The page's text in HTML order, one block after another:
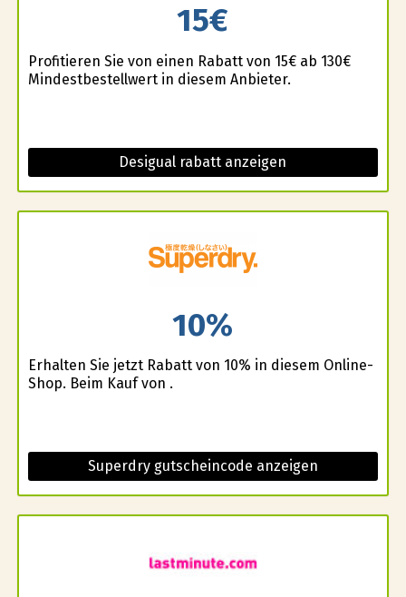
15€
Profitieren Sie von einen Rabatt von 15€ ab 130€
Mindestbestellwert in diesem Anbieter.
Desigual rabatt anzeigen
10%
Erhalten Sie jetzt Rabatt von 10% in diesem Online-
Shop. Beim Kauf von .
Superdry gutscheincode anzeigen